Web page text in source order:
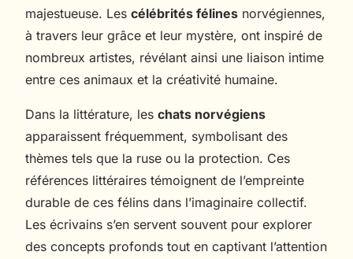
majestueuse. Les célébrités félines norvégiennes,
à travers leur grâce et leur mystère, ont inspiré de
nombreux artistes, révélant ainsi une liaison intime
entre ces animaux et la créativité humaine.
Dans la littérature, les chats norvégiens
apparaissent fréquemment, symbolisant des
thèmes tels que la ruse ou la protection. Ces
références littéraires témoignent de l’empreinte
durable de ces félins dans l’imaginaire collectif.
Les écrivains s’en servent souvent pour explorer
des concepts profonds tout en captivant l’attention